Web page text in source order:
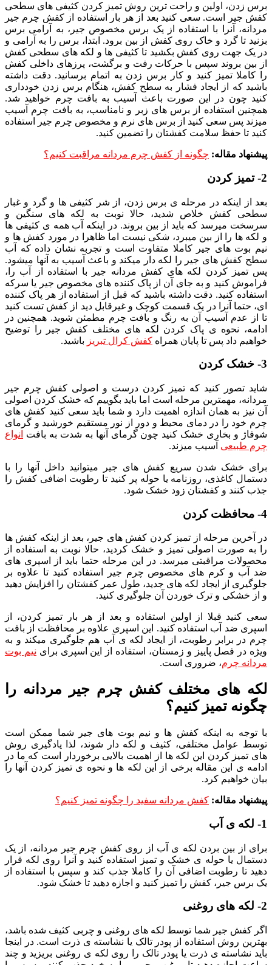
برس زدن، اولین و راحت ترین روش تمیز کردن کثیفی های سطحی
کفش جیر است. سعی کنید بعد از هر بار استفاده از کفش چرم جیر
مردانه، آنرا با استفاده از یک برس مخصوص جیر، به آرامی برس
بزنید تا گرد و خاک روی کفش از بین برود. ابتدا، برس را به آرامی و
در یک جهت روی کفش بکشید تا کثیفی ها و لکه های سطحی کفش
از بین بروند سپس با حرکات رفت و برگشت، پرزهای داخلی کفش
را کاملا تمیز کنید و کار برس زدن به اتمام برسانید. دقت داشته
باشید که از ایجاد فشار به سطح کفش، هنگام برس زدن خودداری
کنید چون در این صورت باعث آسیب به بافت چرم خواهید شد.
همچنین استفاده از برس های زبر و نامناسب، به بافت چرم آسیب
میزند پس سعی کنید از برس های نرم و مخصوص چرم جیر استفاده
کنید تا حفظ سلامت کفشتان را تضمین کنید.
پیشنهاد مقاله: چگونه از کفش چرم مردانه مراقبت کنیم؟
2- تمیز کردن
بعد از اینکه در مرحله ی برس زدن، از شر کثیفی ها و گرد و غبار
سطحی کفش خلاص شدید، حالا نوبت به لکه های سنگین و
سرسخت میرسد که باید از بین بروند. در اینکه آب همه ی کثیفی ها
و لکه ها را از بین میبرد، شکی نیست اما ظاهرا در مورد کفش ها و
نیم بوت های جیر کاملا متفاوت است و تجربه نشان داده که آب
سطح کفش های جیر را لکه دار میکند و باعث آسیب به آنها میشود.
پس تمیز کردن لکه های کفش مردانه جیر با استفاده از آب را،
فراموش کنید و به جای آن از پاک کننده های مخصوص جیر یا سرکه
استفاده کنید. دقت داشته باشید که قبل از استفاده از هر پاک کننده
ای، حتما آنرا در یک قسمت کوچک و غیرقابل دید از کفش تست کنید
تا از عدم آسیب آن به رنگ و بافت چرم مطمئن شوید. همچنین در
ادامه، نحوه ی پاک کردن لکه های مختلف کفش جیر را توضیح
خواهیم داد پس تا پایان همراه کفش کرال تبریز باشید.
3- خشک کردن
شاید تصور کنید که تمیز کردن درست و اصولی کفش چرم جیر
مردانه، مهمترین مرحله است اما باید بگوییم که خشک کردن اصولی
آن نیز به همان اندازه اهمیت دارد و شما باید سعی کنید کفش های
چرم خود را در دمای محیط و دور از نور مستقیم خورشید و گرمای
شوفاژ و بخاری خشک کنید چون گرمای آنها به شدت به بافت
انواع
چرم طبیعی آسیب میزند.
برای خشک شدن سریع کفش های جیر میتوانید داخل آنها را با
دستمال کاغذی، روزنامه یا حوله پر کنید تا رطوبت اضافی کفش را
جذب کنند و کفشتان زود خشک شود.
4- محافظت کردن
در آخرین مرحله از تمیز کردن کفش های جیر، بعد از اینکه کفش ها
را به صورت اصولی تمیز و خشک کردید، حالا نوبت به استفاده از
محصولات مراقبتی میرسد. در این مرحله حتما باید از اسپری های
ضد آب و کرم های مخصوص چرم جیر استفاده کنید تا علاوه بر
جلوگیری از ایجاد لکه های جدید، طول عمر کفشتان را افزایش دهید
و از خشکی و ترک خوردن آن جلوگیری کنید.
سعی کنید قبلا از اولین استفاده و بعد از هر بار تمیز کردن، از
اسپری ضد آب استفاده کنید. این اسپری علاوه بر محافظت از بافت
چرم در برابر رطوبت، از ایجاد لکه ی آب هم جلوگیری میکند و به
ویژه در فصل پاییز و زمستان، استفاده از این اسپری برای نیم بوت
مردانه چرم، ضروری است.
لکه های مختلف کفش چرم جیر مردانه را
چگونه تمیز کنیم؟
با توجه به اینکه کفش ها و نیم بوت های جیر شما ممکن است
توسط عوامل مختلفی، کثیف و لکه دار شوند، لذا یادگیری روش
های تمیز کردن این لکه ها از اهمیت بالایی برخوردار است که ما در
ادامه ی این مقاله برخی از این لکه ها و نحوه ی تمیز کردن آنها را
بیان خواهیم کرد.
پیشنهاد مقاله: کفش مردانه سفید را چگونه تمیز کنیم؟
1- لکه ی آب
برای از بین بردن لکه ی آب از روی کفش چرم جیر مردانه، از یک
دستمال یا حوله ی خشک و تمیز استفاده کنید و آنرا روی لکه قرار
دهید تا رطوبت اضافی آن را کاملا جذب کند و سپس با استفاده از
یک برس جیر، کفش را تمیز کنید و اجازه دهید تا خشک شود.
2- لکه های روغنی
اگر کفش جیر شما توسط لکه های روغنی و چربی کثیف شده باشد،
بهترین روش استفاده از پودر تالک یا نشاسته ی ذرت است. در اینجا
باید نشاسته ی ذرت یا پودر تالک را روی لکه ی روغنی بریزید و چند